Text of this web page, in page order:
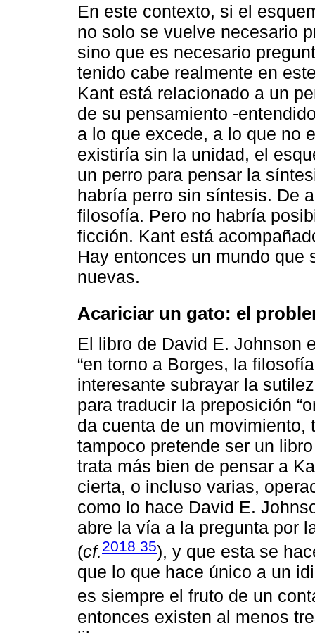
En este contexto, si el
no solo se vuelve necesario
sino que es necesario
tenido cabe realmente en
Kant está relacionado a un
de su pensamiento -
a lo que excede, a lo que no
existiría sin la unidad, el
un perro para pensar la
habría perro sin síntesis. De
filosofía. Pero no habría
ficción. Kant está
Hay entonces un mundo que
nuevas.
Acariciar un gato: el
El libro de David E. Johnson
“en torno a Borges, la
interesante subrayar la
para traducir la preposición
da cuenta de un movimiento,
tampoco pretende ser un
trata más bien de pensar a
cierta, o incluso varias,
como lo hace David E.
abre la vía a la pregunta por
(cf.2018 35), y que esta se
que lo que hace único a un
es siempre el fruto de un
entonces existen al menos